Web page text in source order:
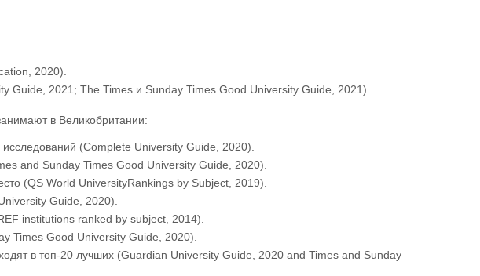
2020).
Guide, 2021; The Times и Sunday Times Good University Guide, 2021).
в Великобритании:
(Complete University Guide, 2020).
and Sunday Times Good University Guide, 2020).
(QS World UniversityRankings by Subject, 2019).
Guide, 2020).
institutions ranked by subject, 2014).
Times Good University Guide, 2020).
в топ-20 лучших (Guardian University Guide, 2020 and Times and Sunday